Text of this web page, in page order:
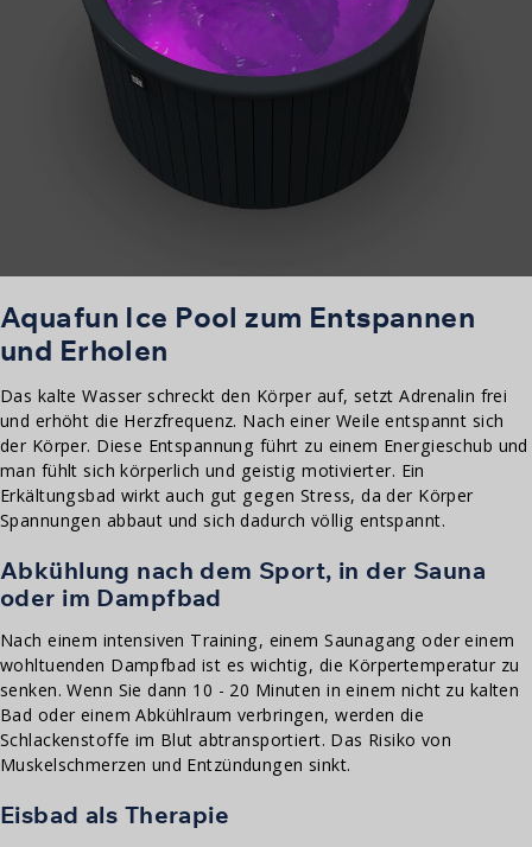
Aquafun Ice Pool zum Entspannen
und Erholen
Das kalte Wasser schreckt den Körper auf, setzt Adrenalin frei
und erhöht die Herzfrequenz. Nach einer Weile entspannt sich
der Körper. Diese Entspannung führt zu einem Energieschub und
man fühlt sich körperlich und geistig motivierter. Ein
Erkältungsbad wirkt auch gut gegen Stress, da der Körper
Spannungen abbaut und sich dadurch völlig entspannt.
Abkühlung nach dem Sport, in der Sauna
oder im Dampfbad
Nach einem intensiven Training, einem Saunagang oder einem
wohltuenden Dampfbad ist es wichtig, die Körpertemperatur zu
senken. Wenn Sie dann 10 - 20 Minuten in einem nicht zu kalten
Bad oder einem Abkühlraum verbringen, werden die
Schlackenstoffe im Blut abtransportiert. Das Risiko von
Muskelschmerzen und Entzündungen sinkt.
Eisbad als Therapie